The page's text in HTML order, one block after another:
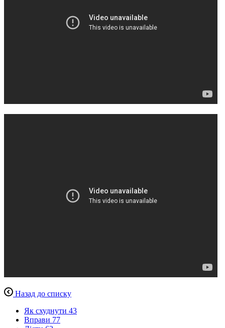
Назад до списку
Як схуднути 43
Вправи 77